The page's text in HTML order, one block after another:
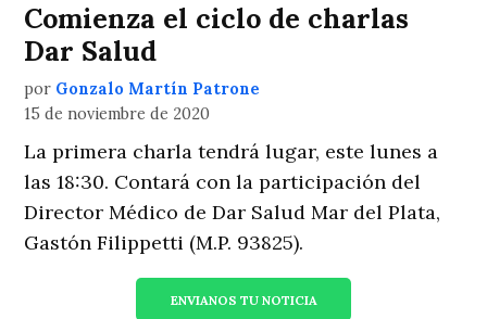
Comienza el ciclo de charlas
Dar Salud
por Gonzalo Martín Patrone
15 de noviembre de 2020
La primera charla tendrá lugar, este lunes a
las 18:30. Contará con la participación del
Director Médico de Dar Salud Mar del Plata,
Gastón Filippetti (M.P. 93825).
ENVIANOS TU NOTICIA